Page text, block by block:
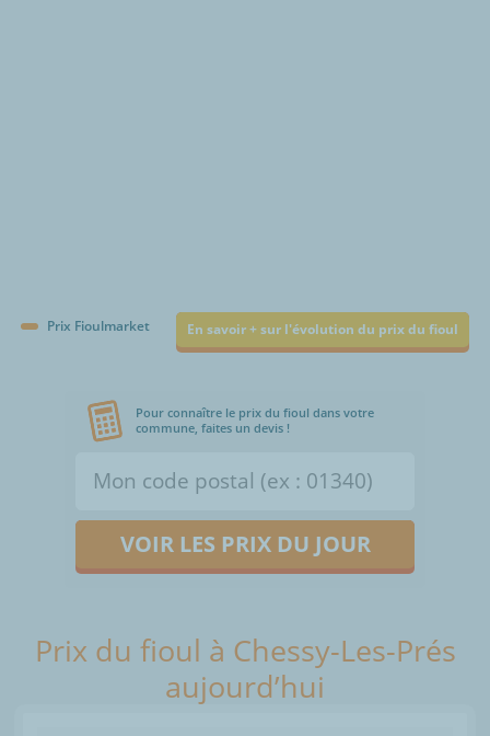
Prix Fioulmarket En savoir + sur l'évolution du prix du fioul
Pour connaître le prix du fioul dans votre
commune, faites un devis !
VOIR LES PRIX DU JOUR
Prix du fioul à Chessy-Les-Prés
aujourd’hui